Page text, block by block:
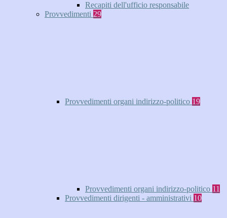
Recapiti dell'ufficio responsabile
Provvedimenti 29
Provvedimenti organi indirizzo-politico 19
Provvedimenti organi indirizzo-politico 11
Provvedimenti dirigenti - amministrativi 10